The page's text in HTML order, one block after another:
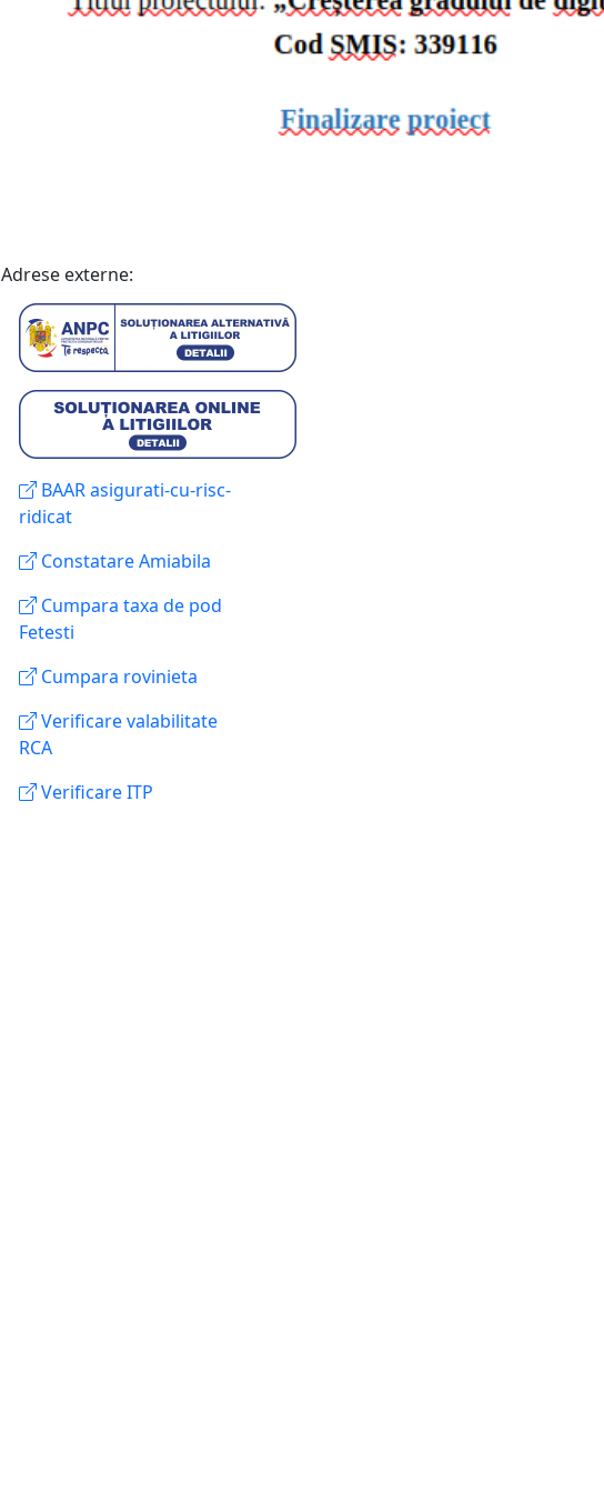
Adrese externe:
BAAR asigurati-cu-risc-
ridicat
Constatare Amiabila
Cumpara taxa de pod
Fetesti
Cumpara rovinieta
Verificare valabilitate
RCA
Verificare ITP